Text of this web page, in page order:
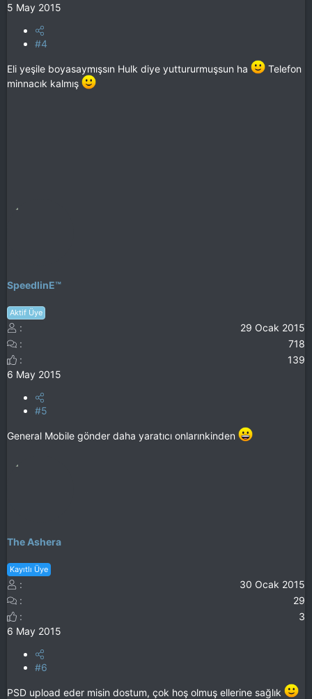
5 May 2015
#4
Eli yeşile boyasaymışsın Hulk diye yuttururmuşsun ha
Telefon
minnacık kalmış
SpeedlinE™
Aktif Üye
29 Ocak 2015
718
139
6 May 2015
#5
General Mobile gönder daha yaratıcı onlarınkinden
The Ashera
Kayıtlı Üye
30 Ocak 2015
29
3
6 May 2015
#6
PSD upload eder misin dostum, çok hoş olmuş ellerine sağlık